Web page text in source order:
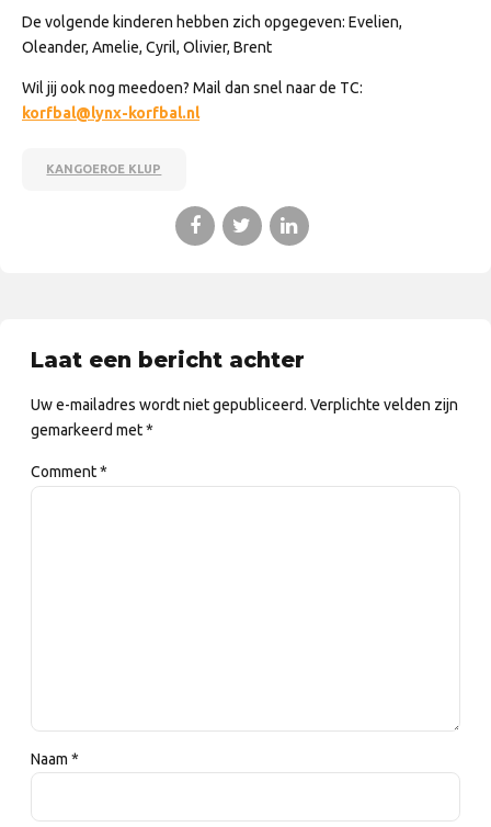
De volgende kinderen hebben zich opgegeven: Evelien,
Oleander, Amelie, Cyril, Olivier, Brent
Wil jij ook nog meedoen? Mail dan snel naar de TC:
korfbal@lynx-korfbal.nl
KANGOEROE KLUP
Laat een bericht achter
Uw e-mailadres wordt niet gepubliceerd. Verplichte velden zijn
gemarkeerd met *
Comment*
Naam *